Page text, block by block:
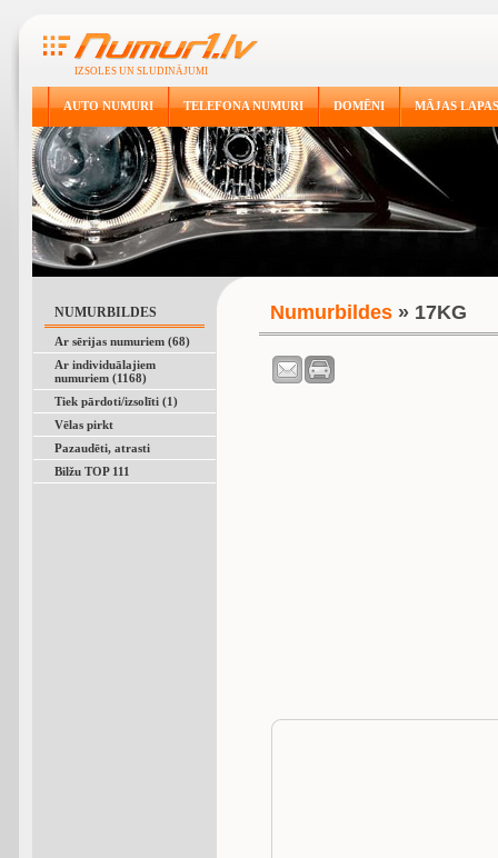
IZSOLES UN SLUDINĀJUMI
AUTO NUMURI TELEFONA NUMURI DOMĒNI MĀJAS LAPAS
NUMURBILDES
Ar sērijas numuriem (68)
Ar individuālajiem
numuriem (1168)
Tiek pārdoti/izsolīti (1)
Vēlas pirkt
Pazaudēti, atrasti
Bilžu TOP 111
Numurbildes» 17KG